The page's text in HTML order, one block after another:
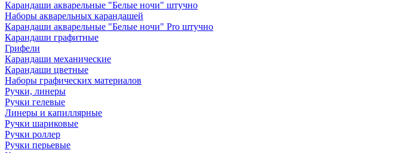
Карандаши акварельные "Белые ночи" штучно
Наборы акварельных карандашей
Карандаши акварельные "Белые ночи" Pro штучно
Карандаши графитные
Грифели
Карандаши механические
Карандаши цветные
Наборы графических материалов
Ручки, линеры
Ручки гелевые
Линеры и капиллярные
Ручки шариковые
Ручки роллер
Ручки перьевые